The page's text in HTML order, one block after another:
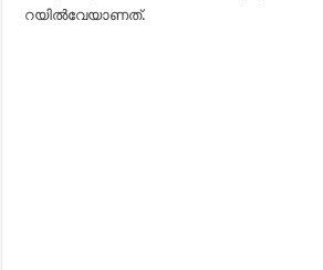
റയില്‍വേയാണത്.